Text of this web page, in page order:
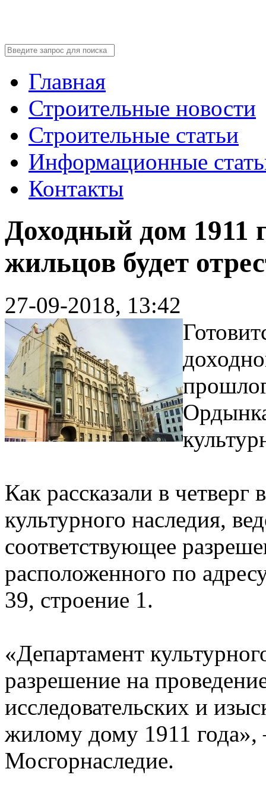
Главная
Строительные новости
Строительные статьи
Информационные
Контакты
Доходный дом 1911
жильцов будет
27-09-2018, 13:42
Как рассказали в
культурного наследия,
соответствующее
расположенного по
39, строение 1.
«Департамент
разрешение на
исследовательских и
жилому дому 1911
Мосгорнаследие.